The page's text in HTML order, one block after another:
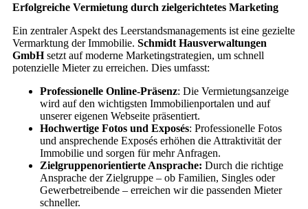
Erfolgreiche Vermietung durch zielgerichtetes Marketing
Ein zentraler Aspekt des Leerstandsmanagements ist eine gezielte
Vermarktung der Immobilie. Schmidt Hausverwaltungen
GmbHsetzt auf moderne Marketingstrategien, um schnell
potenzielle Mieter zu erreichen. Dies umfasst:
Professionelle Online-Präsenz: Die Vermietungsanzeige
wird auf den wichtigsten Immobilienportalen und auf
unserer eigenen Webseite präsentiert.
Hochwertige Fotos und Exposés: Professionelle Fotos
und ansprechende Exposés erhöhen die Attraktivität der
Immobilie und sorgen für mehr Anfragen.
Zielgruppenorientierte Ansprache: Durch die richtige
Ansprache der Zielgruppe – ob Familien, Singles oder
Gewerbetreibende – erreichen wir die passenden Mieter
schneller.